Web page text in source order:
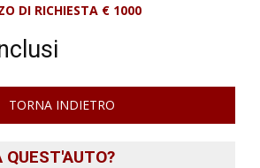
DI RICHIESTA € 1000
TORNA INDIETRO